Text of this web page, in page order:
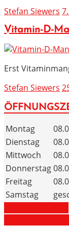
Stefan Siewers
Vitamin-D-
Erst
Stefan Siewers
Montag
Dienstag
Mittwoch
Donnerstag
Freitag
Samstag